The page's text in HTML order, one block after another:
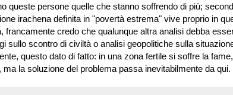
queste persone quelle che stanno soffrendo di più;
irachena definita in "povertà estrema" vive proprio in
credo che qualunque altra analisi debba
sullo scontro di civiltà o analisi geopolitiche sulla
questo dato di fatto: in una zona fertile si soffre la
la soluzione del problema passa inevitabilmente da qui.